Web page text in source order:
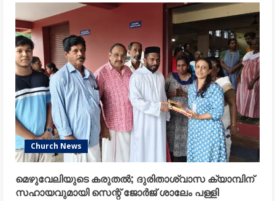
Church News
മെഴുവേലിയുടെ കരുതൽ; ദുരിതാശ്വാസ ക്യാമ്പിന്
സഹായവുമായി സെന്റ് ജോർജ് ശാലേം പള്ളി